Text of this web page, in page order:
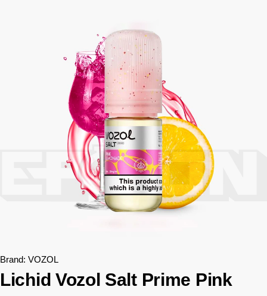
Brand: VOZOL
Lichid Vozol Salt Prime Pink